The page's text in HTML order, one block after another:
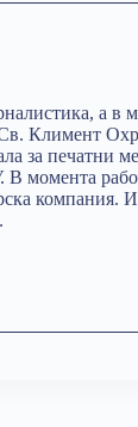
а в
Климент
за печатни
В момента
компания.